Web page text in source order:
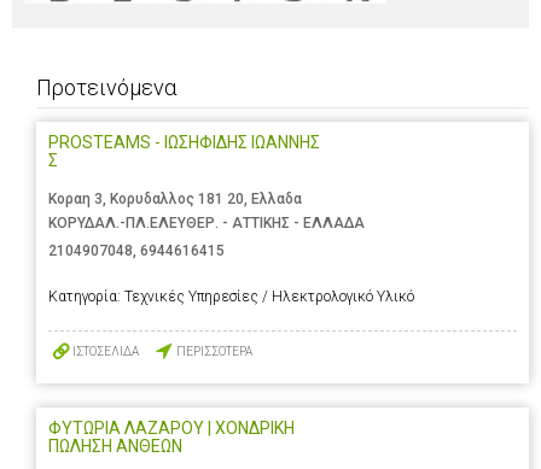
Προτεινόμενα
PROSTEAMS - ΙΩΣΗΦΙΔΗΣ ΙΩΑΝΝΗΣ
Σ
Κοραη 3, Κορυδαλλος 181 20, Ελλαδα
ΚΟΡΥΔΑΛ.-ΠΛ.ΕΛΕΥΘΕΡ. - ΑΤΤΙΚΗΣ - ΕΛΛΑΔΑ
2104907048, 6944616415
Κατηγορία: Τεχνικές Υπηρεσίες / Ηλεκτρολογικό Υλικό
ΙΣΤΟΣΕΛΙΔΑ ΠΕΡΙΣΣΟΤΕΡΑ
ΦΥΤΩΡΙΑ ΛΑΖΑΡΟΥ | ΧΟΝΔΡΙΚΗ
ΠΩΛΗΣΗ ΑΝΘΕΩΝ